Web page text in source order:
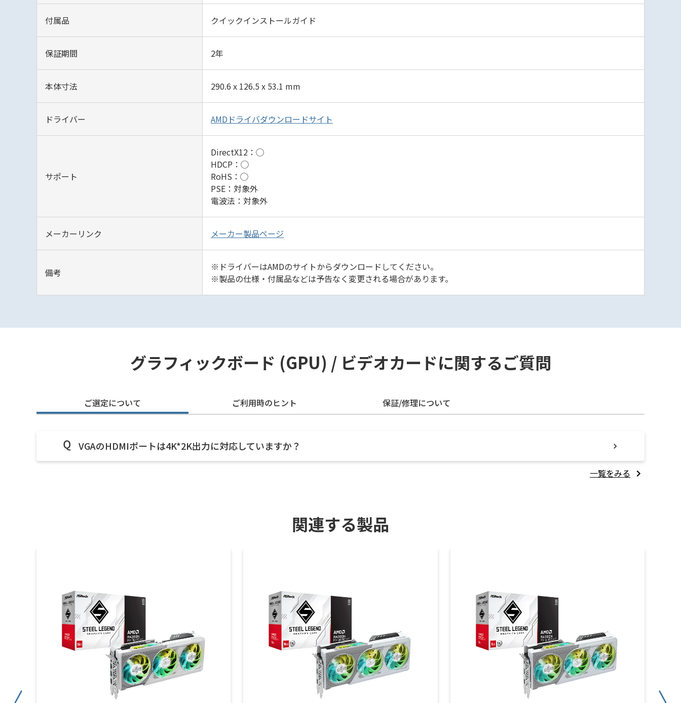
付属品 クイックインストールガイド
保証期間 2年
本体寸法 290.6 x 126.5 x 53.1 mm
ドライバー AMDドライバダウンロードサイト
サポート
DirectX12：◯
HDCP：◯
RoHS：◯
PSE：対象外
電波法：対象外
メーカーリンク メーカー製品ページ
備考
※ドライバーはAMDのサイトからダウンロードしてください。
※製品の仕様・付属品などは予告なく変更される場合があります。
グラフィックボード (GPU) / ビデオカードに関するご質問
ご選定について ご利用時のヒント 保証/修理について
VGAのHDMIポートは4K*2K出力に対応していますか？
一覧をみる
関連する製品